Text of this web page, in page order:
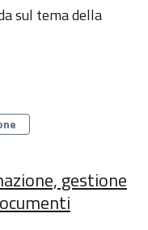
sul tema della
gestione